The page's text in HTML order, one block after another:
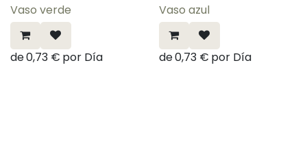
Vaso verde
de0,73 € por Día
Vaso azul
de0,73€ por Día